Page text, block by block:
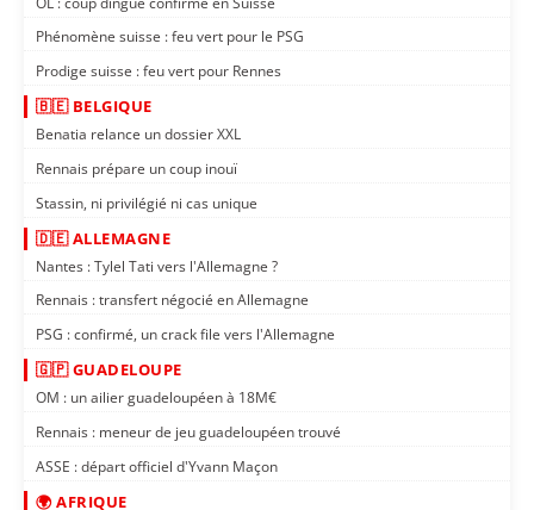
Phénomène suisse : feu vert pour le PSG
Prodige suisse : feu vert pour Rennes
🇧🇪 BELGIQUE
Benatia relance un dossier XXL
Rennais prépare un coup inouï
Stassin, ni privilégié ni cas unique
🇩🇪 ALLEMAGNE
Nantes : Tylel Tati vers l'Allemagne ?
Rennais : transfert négocié en Allemagne
PSG : confirmé, un crack file vers l'Allemagne
🇬🇵 GUADELOUPE
OM : un ailier guadeloupéen à 18M€
Rennais : meneur de jeu guadeloupéen trouvé
ASSE : départ officiel d'Yvann Maçon
🌍 AFRIQUE